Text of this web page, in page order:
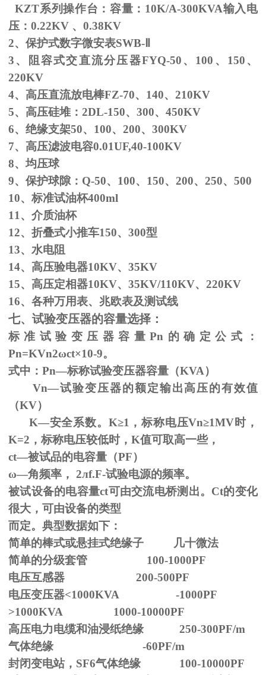
KZT系列操作台：容量： 10K/A-300KVA输入电
压： 0.22KV 、 0.38KV
2、保护式数字微安表SWB-
3、阻容式交直流分压器FYQ-50 、 100 、 150 、
220KV
4、高压直流放电棒FZ-70、 140、 210KV
5、高压硅堆： 2DL-150、 300、 450KV
6、绝缘支架50、 100、 200、 300KV
7、高压滤波电容0.01UF,40-100KV
8、均压球
9、保护球隙： Q-50、 100、 150、 200、 250、 500
10、标准试油杯400ml
11、介质油杯
12、折叠式小推车150、 300型
13、水电阻
14、高压验电器10KV、 35KV
15、高压定相器10KV、 35KV/110KV、 220KV
16、各种万用表、兆欧表及测试线
七、试验变压器的容量选择：
标准试验变压器容量Pn 的确定公式：
Pn=KVn2ωct×10-9。
式中： Pn—标称试验变压器容量（KVA）
Vn—试验变压器的额定输出高压的有效值
（KV）
K—安全系数。 K≥1，标称电压Vn≥1MV时，
K=2，标称电压较低时，K值可取高一些，
ct—被试品的电容量（PF）
ω—角频率， 2лf.F-试验电源的频率。
被试设备的电容量ct可由交流电桥测出。Ct的变化
很大，可由设备的类型
而定。典型数据如下：
简单的棒式或悬挂式绝缘子 几十微法
简单的分级套管 100-1000PF
电压互感器 200-500PF
电压变压器<1000KVA -1000PF
>1000KVA 1000-10000PF
高压电力电缆和油浸纸绝缘 250-300PF/m
气体绝缘 -60PF/m
封闭变电站，SF6气体绝缘 100-10000PF